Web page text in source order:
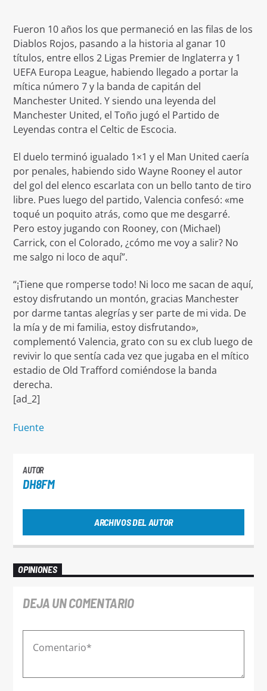
Fueron 10 años los que permaneció en las filas de los
Diablos Rojos, pasando a la historia al ganar 10
títulos, entre ellos 2 Ligas Premier de Inglaterra y 1
UEFA Europa League, habiendo llegado a portar la
mítica número 7 y la banda de capitán del
Manchester United. Y siendo una leyenda del
Manchester United, el Toño jugó el Partido de
Leyendas contra el Celtic de Escocia.
El duelo terminó igualado 1×1 y el Man United caería
por penales, habiendo sido Wayne Rooney el autor
del gol del elenco escarlata con un bello tanto de tiro
libre. Pues luego del partido, Valencia confesó: «me
toqué un poquito atrás, como que me desgarré.
Pero estoy jugando con Rooney, con (Michael)
Carrick, con el Colorado, ¿cómo me voy a salir? No
me salgo ni loco de aquí”.
“¡Tiene que romperse todo! Ni loco me sacan de aquí,
estoy disfrutando un montón, gracias Manchester
por darme tantas alegrías y ser parte de mi vida. De
la mía y de mi familia, estoy disfrutando»,
complementó Valencia, grato con su ex club luego de
revivir lo que sentía cada vez que jugaba en el mítico
estadio de Old Trafford comiéndose la banda
derecha.
[ad_2]
Fuente
AUTOR
DH8FM
ARCHIVOS DEL AUTOR
OPINIONES
DEJA UN COMENTARIO